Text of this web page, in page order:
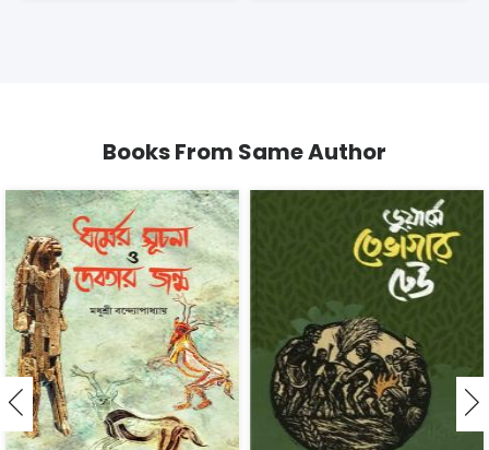
Books From Same Author